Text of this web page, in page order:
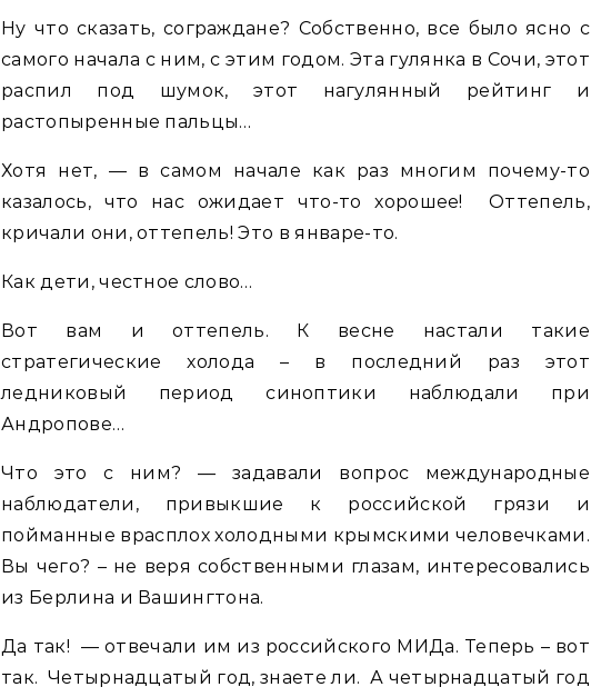
Ну что сказать, сограждане? Собственно, все было ясно с
самого начала с ним, с этим годом. Эта гулянка в Сочи, этот
распил под шумок, этот нагулянный рейтинг и
растопыренные пальцы…
Хотя нет, — в самом начале как раз многим почему-то
казалось, что нас ожидает что-то хорошее! Оттепель,
кричали они, оттепель! Это в январе-то.
Как дети, честное слово…
Вот вам и оттепель. К весне настали такие
стратегические холода – в последний раз этот
ледниковый период синоптики наблюдали при
Андропове…
Что это с ним? — задавали вопрос международные
наблюдатели, привыкшие к российской грязи и
пойманные врасплох холодными крымскими человечками.
Вы чего? – не веря собственными глазам, интересовались
из Берлина и Вашингтона.
Да так! — отвечали им из российского МИДа. Теперь – вот
так. Четырнадцатый год, знаете ли. А четырнадцатый год